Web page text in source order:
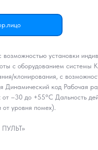
возможностью установки
с оборудованием
клонирования, с
Динамический код Рабочая
–30 до +55°C Дальность
уровня помех).
ПУЛЬТ»